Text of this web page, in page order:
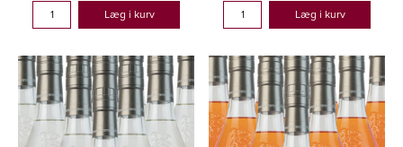
Læg i kurv Læg i kurv